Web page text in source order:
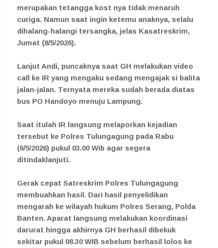
merupakan tetangga kost nya tidak menaruh
curiga. Namun saat ingin ketemu anaknya, selalu
dihalang-halangi tersangka, jelas Kasatreskrim,
Jumat (8/5/2026).
Lanjut Andi, puncaknya saat GH melakukan video
call ke IR yang mengaku sedang mengajak si balita
jalan-jalan. Ternyata mereka sudah berada diatas
bus PO Handoyo menuju Lampung.
Saat itulah IR langsung melaporkan kejadian
tersebut ke Polres Tulungagung pada Rabu
(6/5/2026) pukul 03.00 Wib agar segera
ditindaklanjuti.
Gerak cepat Satreskrim Polres Tulungagung
membuahkan hasil. Dari hasil penyelidikan
mengarah ke wilayah hukum Polres Serang, Polda
Banten. Aparat langsung melakukan koordinasi
darurat hingga akhirnya GH berhasil dibekuk
sekitar pukul 08.30 WIB sebelum berhasil lolos ke